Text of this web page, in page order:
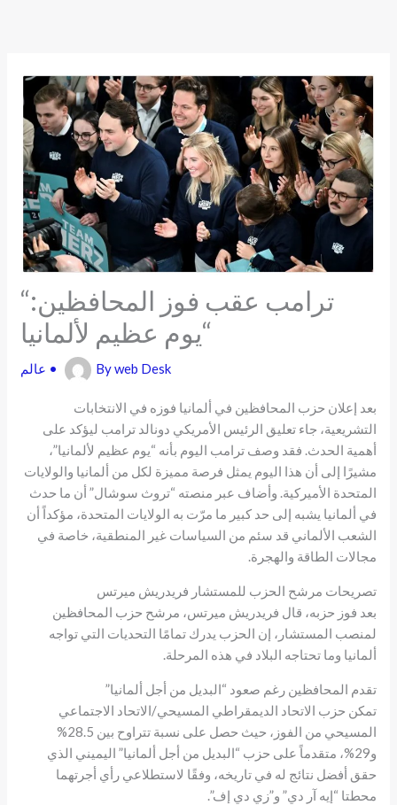
“ترامب عقب فوز المحافظين:
“يوم عظيم لألمانيا
عالم • Byweb Desk
بعد إعلان حزب المحافظين في ألمانيا فوزه في الانتخابات
التشريعية، جاء تعليق الرئيس الأمريكي دونالد ترامب ليؤكد على
أهمية الحدث. فقد وصف ترامب اليوم بأنه “يوم عظيم لألمانيا”،
مشيرًا إلى أن هذا اليوم يمثل فرصة مميزة لكل من ألمانيا والولايات
المتحدة الأميركية. وأضاف عبر منصته “تروث سوشال” أن ما حدث
في ألمانيا يشبه إلى حد كبير ما مرّت به الولايات المتحدة، مؤكداً أن
الشعب الألماني قد سئم من السياسات غير المنطقية، خاصة في
مجالات الطاقة والهجرة.
تصريحات مرشح الحزب للمستشار فريدريش ميرتس
بعد فوز حزبه، قال فريدريش ميرتس، مرشح حزب المحافظين
لمنصب المستشار، إن الحزب يدرك تمامًا التحديات التي تواجه
ألمانيا وما تحتاجه البلاد في هذه المرحلة.
تقدم المحافظين رغم صعود “البديل من أجل ألمانيا”
تمكن حزب الاتحاد الديمقراطي المسيحي/الاتحاد الاجتماعي
المسيحي من الفوز، حيث حصل على نسبة تتراوح بين 28.5%
و29%، متقدماً على حزب “البديل من أجل ألمانيا” اليميني الذي
حقق أفضل نتائج له في تاريخه، وفقًا لاستطلاعي رأي أجرتهما
محطتا “إيه آر دي” و”زي دي إف”.